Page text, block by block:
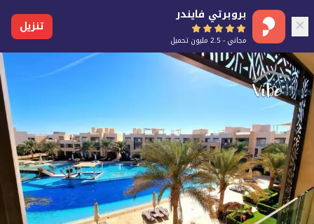
بروبرتي فايندر
مجاني - 2.5 مليون تحميل
تنزيل